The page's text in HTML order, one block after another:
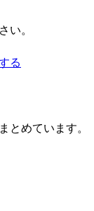
い。
る
とめています。